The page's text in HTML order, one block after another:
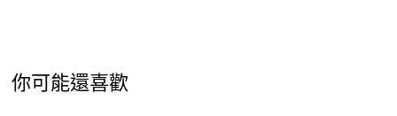
你可能還喜歡